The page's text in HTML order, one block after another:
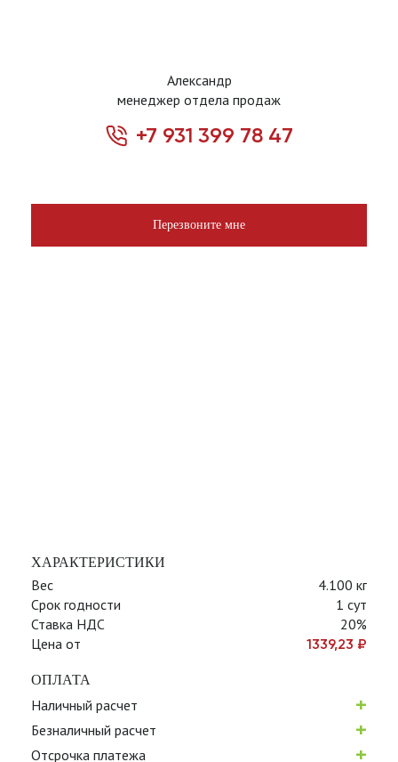
Александр
менеджер отдела продаж
+7 931 399 78 47
Перезвоните мне
ХАРАКТЕРИСТИКИ
Вес
4.100 кг
Срок годности
1 сут
Ставка НДС
20%
Цена от
1339,23 ₽
ОПЛАТА
Наличный расчет +
Безналичный расчет +
Отсрочка платежа +